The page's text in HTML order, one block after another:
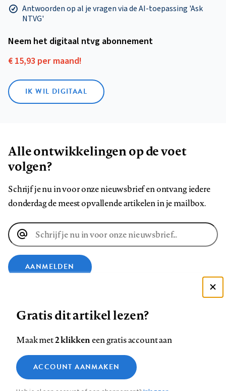
Antwoorden op al je vragen via de AI-toepassing 'Ask
NTVG'
Neem het digitaal ntvg abonnement
€ 15,93 per maand!
IK WIL DIGITAAL
Alle ontwikkelingen op de voet
volgen?
Schrijf je nu in voor onze nieuwsbrief en ontvang iedere
donderdag de meest opvallende artikelen in je mailbox.
E-
mailadres
AANMELDEN
op
Facebook
op
LinkedIn
op
Bluesky
ons
op
InstagramYouTube
Footer
Contact Colofon Disclaimer Privacy
Medische vragen verdienen
betrouwbare antwoorden
Gratis dit artikel lezen?
Maak met2 klikkeneen gratis account aan
ACCOUNT AANMAKEN
Zie onze cookie policy
Analytische cookies